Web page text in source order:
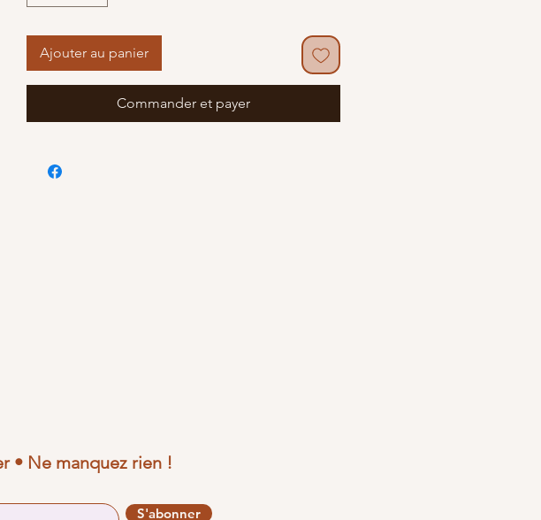
Ajouter au panier
Commander et payer
• Ne manquez rien !
S'abonner